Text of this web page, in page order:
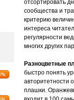
отсортировать
сообщества и
критерию
интереса
регулярности
многих других
Разноцветные
быстро понять
авторитетности
плашки.